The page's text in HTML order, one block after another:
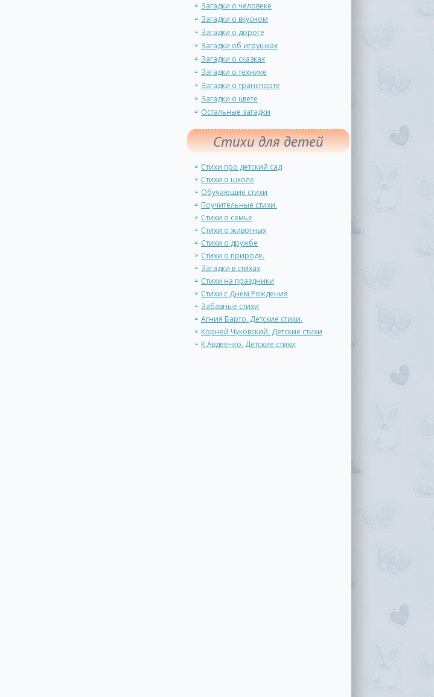
Загадки о человеке
Загадки о вкусном
Загадки о дороге
Загадки об игрушках
Загадки о сказках
Загадки о технике
Загадки о транспорте
Загадки о цвете
Остальные загадки
Стихи для детей
Стихи про детский сад
Стихи о школе
Обучающие стихи
Поучительные стихи.
Стихи о семье
Стихи о животных
Стихи о дружбе
Стихи о природе.
Загадки в стихах
Стихи на праздники
Стихи с Днем Рождения
Забавные стихи
Агния Барто. Детские стихи.
Корней Чуковский. Детские стихи
К.Авдеенко. Детские стихи